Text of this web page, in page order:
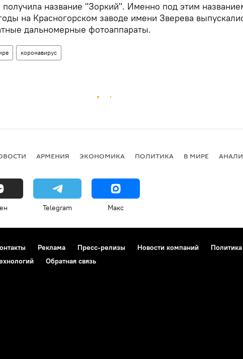
получила название "Зоркий". Именно под этим
на Красногорском заводе имени Зверева
дальномерные фотоаппараты.
коронавирус
АРМЕНИЯ ЭКОНОМИКА ПОЛИТИКА В МИРЕ
Telegram Макс
Реклама Пресс-релизы Новости компаний
Обратная связь